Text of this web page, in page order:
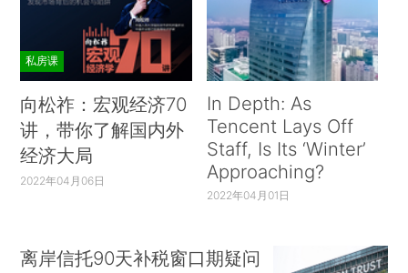
私房课
向松祚：宏观经济70
讲，带你了解国内外
经济大局
2022年04月06日
In Depth: As
Tencent Lays Off
Staff, Is Its ‘Winter’
Approaching?
2022年04月01日
离岸信托90天补税窗口期疑问